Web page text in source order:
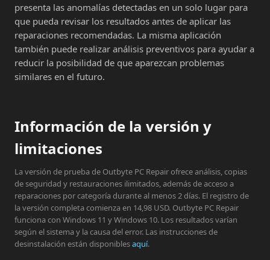
presenta las anomalías detectadas en un solo lugar para
que pueda revisar los resultados antes de aplicar las
reparaciones recomendadas. La misma aplicación
también puede realizar análisis preventivos para ayudar a
reducir la posibilidad de que aparezcan problemas
similares en el futuro.
Información de la versión y
limitaciones
La versión de prueba de Outbyte PC Repair ofrece análisis, copias
de seguridad y restauraciones ilimitados, además de acceso a
reparaciones por categoría durante al menos 2 días. El registro de
la versión completa comienza en 14,98 USD. Outbyte PC Repair
funciona con Windows 11 y Windows 10. Los resultados varían
según el sistema y la causa del error. Las instrucciones de
desinstalación están disponiblesaquí.